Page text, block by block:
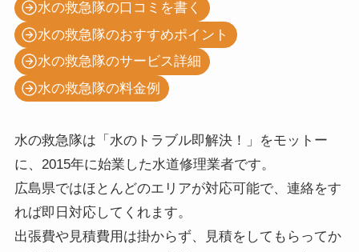
水の救急隊の口コミを書く
水の救急隊のおすすめポイント
水の救急隊のサービス詳細
水の救急隊の料金例
水の救急隊は「水のトラブル即解決！」をモットー
に、2015年に始業した水道修理業者です。
広島県ではほとんどのエリアが対応可能で、連絡をす
れば即日対応してくれます。
出張費や見積費用は掛からず、見積をしてもらってか